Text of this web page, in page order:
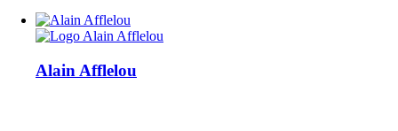
Alain Afflelou